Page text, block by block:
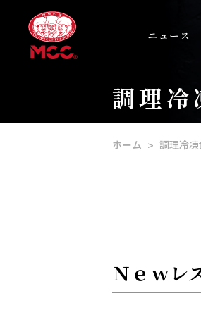
ニュース
調理冷
ホーム 調理冷
Ｎｅｗレ